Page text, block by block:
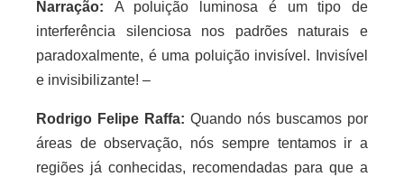
Narração:
A poluição luminosa é um tipo de
interferência silenciosa nos padrões naturais e
paradoxalmente, é uma poluição invisível. Invisível
e invisibilizante! –
Rodrigo Felipe Raffa: Quando nós buscamos por
áreas de observação, nós sempre tentamos ir a
regiões já conhecidas, recomendadas para que a